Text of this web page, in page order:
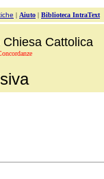
| Aiuto | Biblioteca IntraText
Cattolica